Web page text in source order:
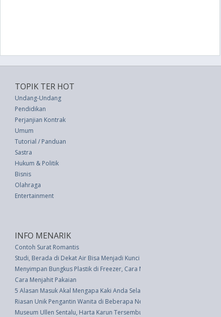
TOPIK TER HOT
Undang-Undang
Pendidikan
Perjanjian Kontrak
Umum
Tutorial / Panduan
Sastra
Hukum & Politik
Bisnis
Olahraga
Entertainment
INFO MENARIK
Contoh Surat Romantis
Studi, Berada di Dekat Air Bisa Menjadi Kunci untuk Meningkatkan
Menyimpan Bungkus Plastik di Freezer, Cara Mudah Mengatasi Lapisannya
Cara Menjahit Pakaian
5 Alasan Masuk Akal Mengapa Kaki Anda Selalu Dingin
Riasan Unik Pengantin Wanita di Beberapa Negara
Museum Ullen Sentalu, Harta Karun Tersembunyi Kaliurang